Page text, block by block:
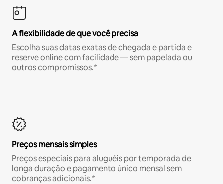
A flexibilidade de que você precisa
Escolha suas datas exatas de chegada e partida e
reserve online com facilidade — sem papelada ou
outros compromissos.*
Preços mensais simples
Preços especiais para aluguéis por temporada de
longa duração e pagamento único mensal sem
cobranças adicionais.*